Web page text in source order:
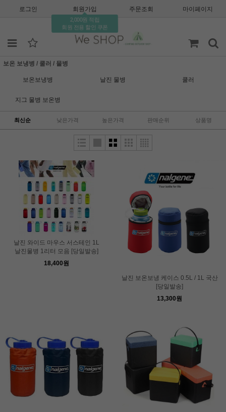
로그인 회원가입
2,000원 적립
회원 전용 할인 쿠폰
주문조회 마이페이지
보온 보냉병 / 쿨러 / 물병
보온보냉병 날진 물병 쿨러
지그 물병 보온병
최신순 낮은가격 높은가격 판매순위 상품명
날진 와이드 마우스 서스테인 1L
날진물병 1리터 모음 [당일발송]
18,400원
날진 보온보냉 케이스 0.5L / 1L 국산
[당일발송]
13,300원